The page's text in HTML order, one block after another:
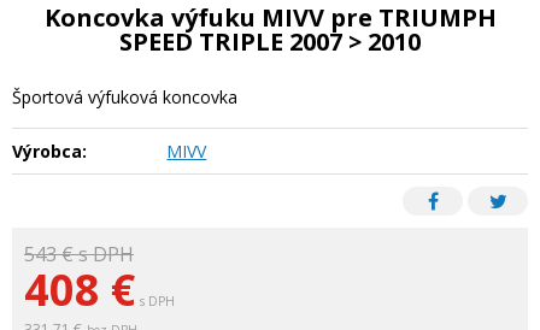
543 €s DPH
408 € s DPH
Koncovka výfuku MIVV pre TRIUMPH
SPEED TRIPLE 2007 > 2010
Športová výfuková koncovka
Výrobca: MIVV